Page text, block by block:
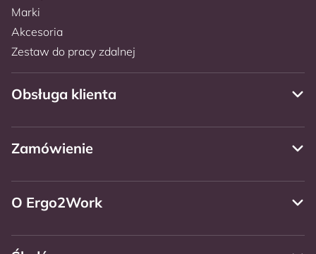
Marki
Akcesoria
Zestaw do pracy zdalnej
Obsługa klienta
Zamówienie
O Ergo2Work